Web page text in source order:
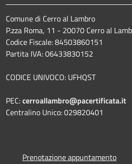
Comune di Cerro al Lambro
P.zza Roma, 11 - 20070 Cerro al
Codice Fiscale: 84503860151
Partita IVA: 06433830152
CODICE UNIVOCO: UFHQST
PEC:cerroallambro@pacertificata.it
Centralino Unico: 029820401
Prenotazione appuntamento